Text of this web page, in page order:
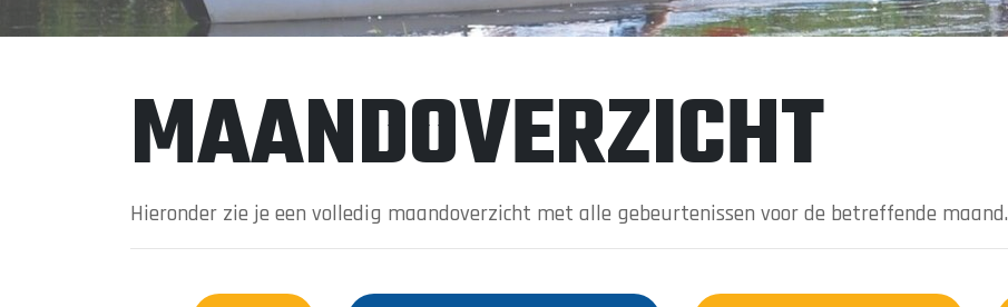
MAANDOVERZICHT
Hieronder zie je een volledig maandoverzicht met alle gebeurtenissen voor de betreffende maand.